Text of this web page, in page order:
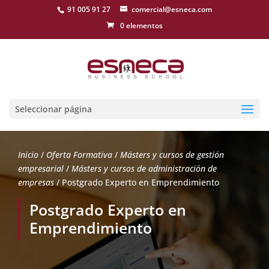
91 005 91 27
comercial@esneca.com
0 elementos
Seleccionar página
Inicio / Oferta Formativa / Másters y cursos de gestión
empresarial / Másters y cursos de administración de
empresas/ Postgrado Experto en Emprendimiento
Postgrado Experto en
Emprendimiento